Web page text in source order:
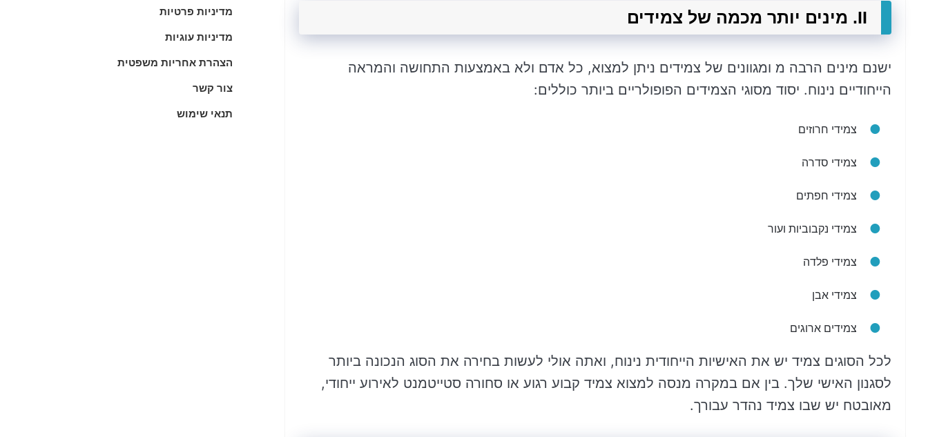
II. מינים יותר מכמה של צמידים
ישנם מינים הרבה מ ומגוונים של צמידים ניתן למצוא, כל אדם ולא באמצעות התחושה והמראה
הייחודיים נינוח. יסוד מסוגי הצמידים הפופולריים ביותר כוללים:
צמידי חרוזים
צמידי סדרה
צמידי חפתים
צמידי נקבוביות ועור
צמידי פלדה
צמידי אבן
צמידים ארוגים
לכל הסוגים צמיד יש את האישיות הייחודית נינוח, ואתה אולי לעשות בחירה את הסוג הנכונה ביותר
לסגנון האישי שלך. בין אם במקרה מנסה למצוא צמיד קבוע רגוע או סחורה סטייטמנט לאירוע ייחודי,
מאובטח יש שבו צמיד נהדר עבורך.
מדיניות פרטיות
מדיניות עוגיות
הצהרת אחריות משפטית
צור קשר
תנאי שימוש